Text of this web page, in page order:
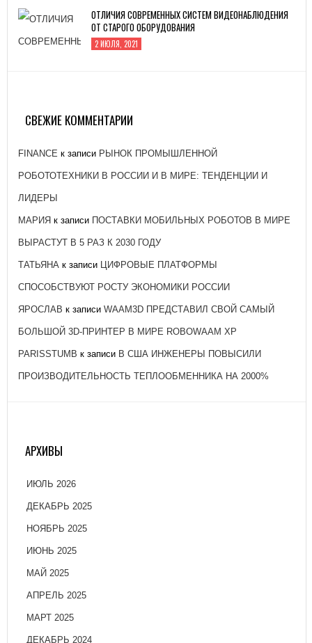
ОТЛИЧИЯ СОВРЕМЕННЫХ СИСТЕМ ВИДЕОНАБЛЮДЕНИЯ
ОТ СТАРОГО ОБОРУДОВАНИЯ
2 ИЮЛЯ, 2021
26 ЯНВАРЯ, 2021
СВЕЖИЕ КОММЕНТАРИИ
FINANCE к записи РЫНОК ПРОМЫШЛЕННОЙ
РОБОТОТЕХНИКИ В РОССИИ И В МИРЕ: ТЕНДЕНЦИИ И
ЛИДЕРЫ
МАРИЯ к записи ПОСТАВКИ МОБИЛЬНЫХ РОБОТОВ В МИРЕ
ВЫРАСТУТ В 5 РАЗ К 2030 ГОДУ
ТАТЬЯНА к записи ЦИФРОВЫЕ ПЛАТФОРМЫ
СПОСОБСТВУЮТ РОСТУ ЭКОНОМИКИ РОССИИ
ЯРОСЛАВ к записи WAAM3D ПРЕДСТАВИЛ СВОЙ САМЫЙ
БОЛЬШОЙ 3D-ПРИНТЕР В МИРЕ ROBOWAAM XP
PARISSTUMB к записи В США ИНЖЕНЕРЫ ПОВЫСИЛИ
ПРОИЗВОДИТЕЛЬНОСТЬ ТЕПЛООБМЕННИКА НА 2000%
АРХИВЫ
ИЮЛЬ 2026
ДЕКАБРЬ 2025
НОЯБРЬ 2025
ИЮНЬ 2025
МАЙ 2025
АПРЕЛЬ 2025
МАРТ 2025
ДЕКАБРЬ 2024